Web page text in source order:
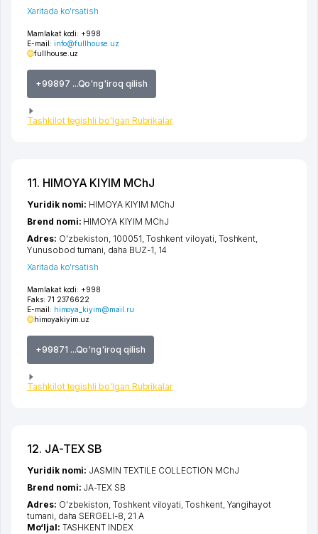
Mamlakat kodi: +998
E-mail: info@fullhouse.uz
fullhouse.uz
+99897 ...Qo'ng'iroq qilish
Tashkilot tegishli bo'lgan Rubrikalar
Xaritada ko'rsatish
11. HIMOYA KIYIM MChJ
Mamlakat kodi: +998
Faks: 71 2376622
E-mail: himoya_kiyim@mail.ru
himoyakiyim.uz
+99871 ...Qo'ng'iroq qilish
Tashkilot tegishli bo'lgan Rubrikalar
Yuridik nomi: HIMOYA KIYIM MChJ
Brend nomi: HIMOYA KIYIM MChJ
Adres: O'zbekiston, 100051, Toshkent viloyati, Toshkent,
Yunusobod tumani, daha BUZ-1, 14
Xaritada ko'rsatish
12. JA-TEX SB
Yuridik nomi: JASMIN TEXTILE COLLECTION MChJ
Brend nomi: JA-TEX SB
Adres: O'zbekiston,Toshkent viloyati,Toshkent, Yangihayot
tumani, daha SERGELI-8, 21 А
Mo‘ljal: TASHKENT INDEX